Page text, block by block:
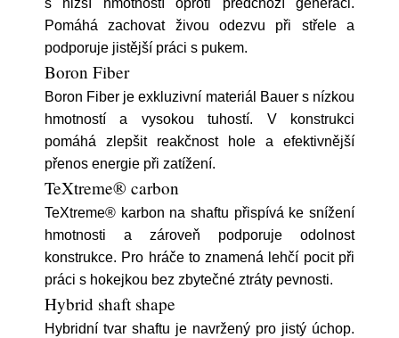
s nižší hmotností oproti předchozí generaci.
Pomáhá zachovat živou odezvu při střele a
podporuje jistější práci s pukem.
Boron Fiber
Boron Fiber je exkluzivní materiál Bauer s nízkou
hmotností a vysokou tuhostí. V konstrukci
pomáhá zlepšit reakčnost hole a efektivnější
přenos energie při zatížení.
TeXtreme® carbon
TeXtreme® karbon na shaftu přispívá ke snížení
hmotnosti a zároveň podporuje odolnost
konstrukce. Pro hráče to znamená lehčí pocit při
práci s hokejkou bez zbytečné ztráty pevnosti.
Hybrid shaft shape
Hybridní tvar shaftu je navržený pro jistý úchop.